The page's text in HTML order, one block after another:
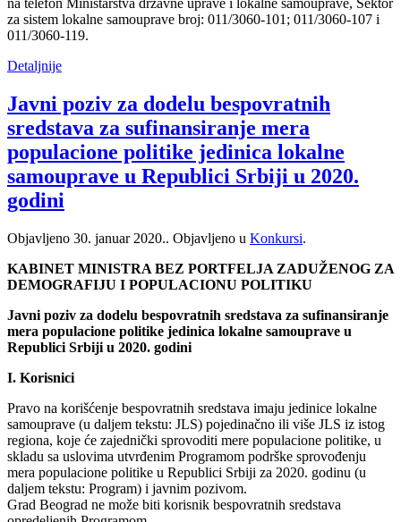
na telefon Ministarstva državne uprave i lokalne samouprave, Sektor
za sistem lokalne samouprave broj: 011/3060-101; 011/3060-107 i
011/3060-119.
Detaljnije
Javni poziv za dodelu bespovratnih
sredstava za sufinansiranje mera
populacione politike jedinica lokalne
samouprave u Republici Srbiji u 2020.
godini
Objavljeno 30. januar 2020.. Objavljeno u Konkursi.
KABINET MINISTRA BEZ PORTFELJA ZADUŽENOG ZA
DEMOGRAFIJU I POPULACIONU POLITIKU
Javni poziv za dodelu bespovratnih sredstava za sufinansiranje
mera populacione politike jedinica lokalne samouprave u
Republici Srbiji u 2020. godini
I. Korisnici
Pravo na korišćenje bespovratnih sredstava imaju jedinice lokalne
samouprave (u daljem tekstu: JLS) pojedinačno ili više JLS iz istog
regiona, koje će zajednički sprovoditi mere populacione politike, u
skladu sa uslovima utvrđenim Programom podrške sprovođenju
mera populacione politike u Republici Srbiji za 2020. godinu (u
daljem tekstu: Program) i javnim pozivom.
Grad Beograd ne može biti korisnik bespovratnih sredstava